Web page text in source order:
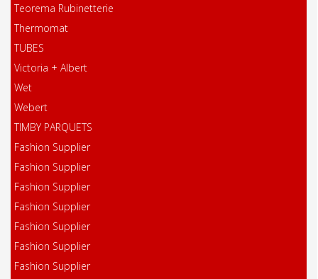
Teorema Rubinetterie
Thermomat
TUBES
Victoria + Albert
Wet
Webert
TIMBY PARQUETS
Fashion Supplier
Fashion Supplier
Fashion Supplier
Fashion Supplier
Fashion Supplier
Fashion Supplier
Fashion Supplier